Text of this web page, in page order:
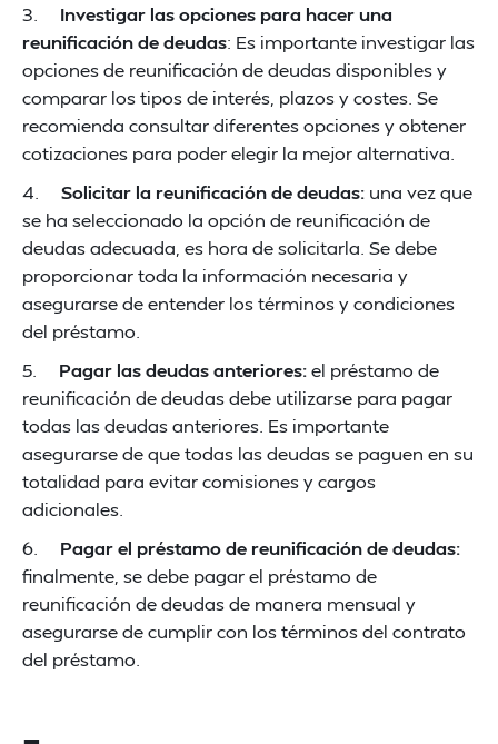
3. Investigar las opciones para hacer una
reunificación de deudas: Es importante investigar las
opciones de reunificación de deudas disponibles y
comparar los tipos de interés, plazos y costes. Se
recomienda consultar diferentes opciones y obtener
cotizaciones para poder elegir la mejor alternativa.
4. Solicitar la reunificación de deudas: una vez que
se ha seleccionado la opción de reunificación de
deudas adecuada, es hora de solicitarla. Se debe
proporcionar toda la información necesaria y
asegurarse de entender los términos y condiciones
del préstamo.
5. Pagar las deudas anteriores:el préstamo de
reunificación de deudas debe utilizarse para pagar
todas las deudas anteriores. Es importante
asegurarse de que todas las deudas se paguen en su
totalidad para evitar comisiones y cargos
adicionales.
6. Pagar el préstamo de reunificación de deudas:
finalmente, se debe pagar el préstamo de
reunificación de deudas de manera mensual y
asegurarse de cumplir con los términos del contrato
del préstamo.